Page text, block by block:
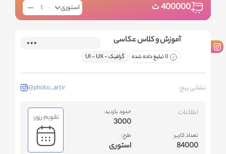
400000ت استوری
آموزش و کلاس عکاسی
0 تبلیغ داده شده گرافیک - ‌UI - UX
نشانی پیج: @photo_artir
اطلاعات
تعداد کاربر:
84000
حدود بازدید:
3000
طرح:
استوری
تقویم رزور: